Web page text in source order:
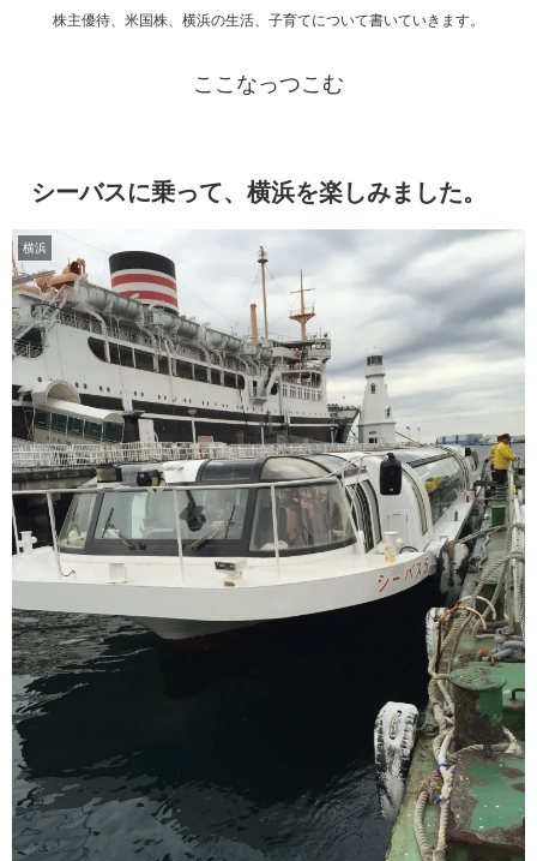
株主優待、米国株、横浜の生活、子育てについて書いていきます。
ここなっつこむ
シーバスに乗って、横浜を楽しみました。
横浜